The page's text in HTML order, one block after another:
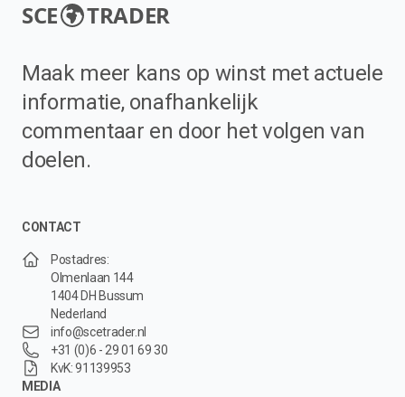
SCE TRADER
Maak meer kans op winst met actuele
informatie, onafhankelijk
commentaar en door het volgen van
doelen.
CONTACT
Postadres:
Olmenlaan 144
1404 DH Bussum
Nederland
info@scetrader.nl
+31 (0)6 - 29 01 69 30
KvK: 91139953
MEDIA